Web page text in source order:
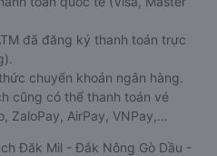
đã đăng ký thanh toán trực
chuyển khoản ngân hàng.
cũng có thể thanh toán vé
ZaloPay, AirPay, VNPay,…
Đăk Mil - Đắk Nông Gò Dầu -